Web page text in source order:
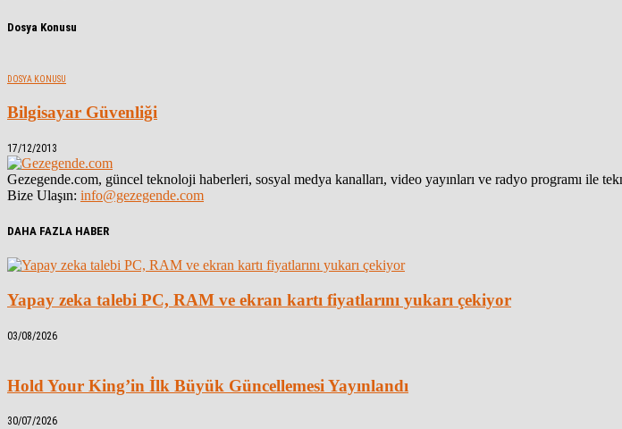
Dosya Konusu
DOSYA KONUSU
Bilgisayar Güvenliği
17/12/2013
Gezegende.com, güncel teknoloji haberleri, sosyal medya kanalları, video yayınları ve radyo programı ile
Bize Ulaşın: info@gezegende.com
DAHA FAZLA HABER
Yapay zeka talebi PC, RAM ve ekran kartı fiyatlarını yukarı çekiyor
03/08/2026
Hold Your King’in İlk Büyük Güncellemesi Yayınlandı
30/07/2026